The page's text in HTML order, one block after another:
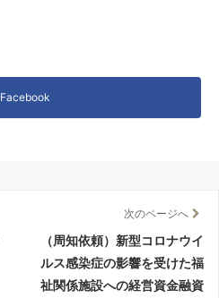
Facebook
次のページへ
（周知依頼）新型コロナウイ
ルス感染症の影響を受けた福
祉関係施設への経営資金融資